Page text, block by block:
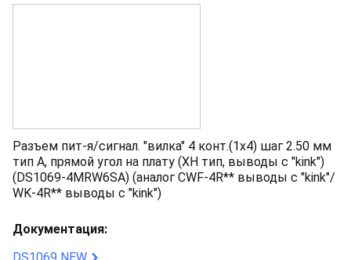
Разъем пит-я/сигнал. "вилка" 4 конт.(1x4) шаг 2.50 мм
тип A, прямой угол на плату (XH тип, выводы с "kink")
(DS1069-4MRW6SA) (аналог CWF-4R** выводы с "kink"/
WK-4R** выводы с "kink")
Документация: